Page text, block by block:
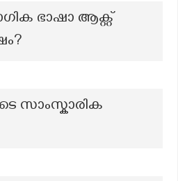
ഭാഷാ ആക്റ്റ്
സാംസ്കാരിക